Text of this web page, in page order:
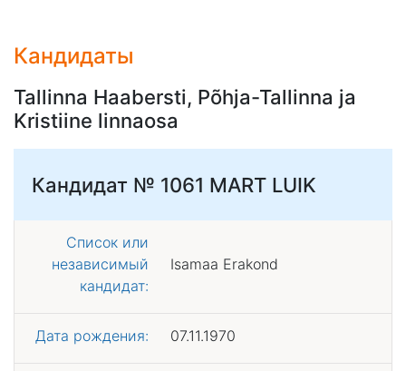
Кандидаты
Tallinna Haabersti, Põhja-Tallinna ja
Kristiine linnaosa
Кандидат № 1061 MART LUIK
Список или
независимый
кандидат:
Isamaa Erakond
Дата рождения: 07.11.1970